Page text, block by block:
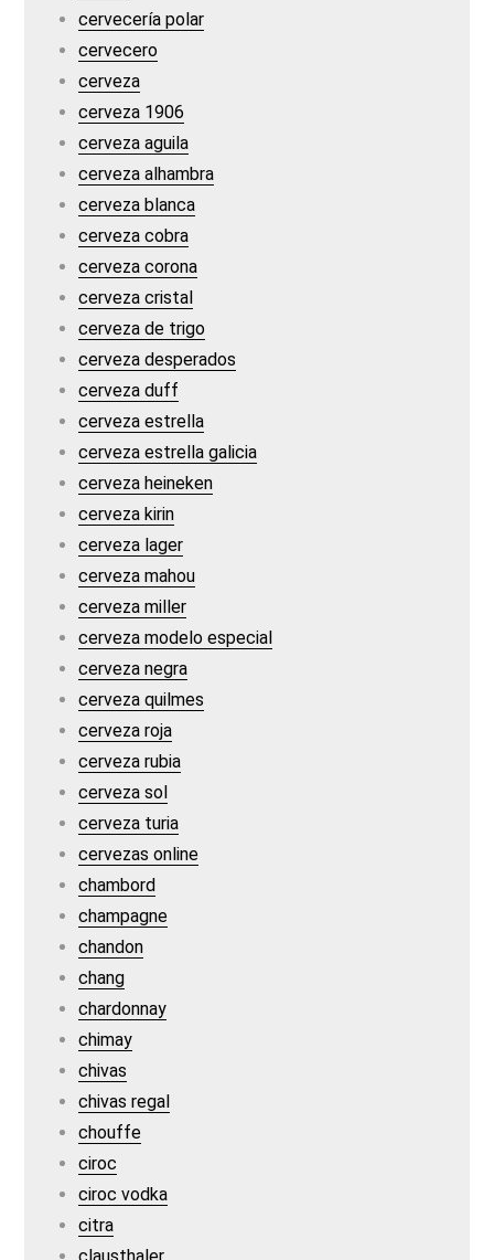
cervecería polar
cervecero
cerveza
cerveza 1906
cerveza aguila
cerveza alhambra
cerveza blanca
cerveza cobra
cerveza corona
cerveza cristal
cerveza de trigo
cerveza desperados
cerveza duff
cerveza estrella
cerveza estrella galicia
cerveza heineken
cerveza kirin
cerveza lager
cerveza mahou
cerveza miller
cerveza modelo especial
cerveza negra
cerveza quilmes
cerveza roja
cerveza rubia
cerveza sol
cerveza turia
cervezas online
chambord
champagne
chandon
chang
chardonnay
chimay
chivas
chivas regal
chouffe
ciroc
ciroc vodka
citra